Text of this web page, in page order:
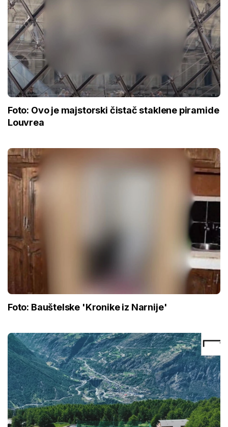
Foto: Ovo je majstorski čistač staklene piramide
Louvrea
Foto: Bauštelske 'Kronike iz Narnije'